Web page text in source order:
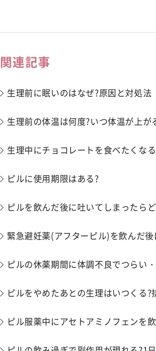
関連記事
生理前に眠いのはなぜ?原因と対処法
生理前の体温は何度?いつ体温が上が
生理中にチョコレートを食べたくな
ピルに使用期限はある?
ピルを飲んだ後に吐いてしまったら
緊急避妊薬(アフターピル)を飲んだ
ピルの休薬期間に​​体調不良でつらい
ピルをやめたあとの生理はいつくる?
ピル服薬中にアセトアミノフェンを